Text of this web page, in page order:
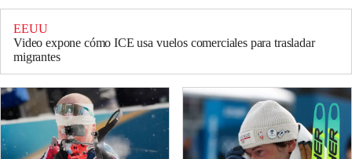
EEUU
Video expone cómo ICE usa vuelos comerciales para trasladar
migrantes